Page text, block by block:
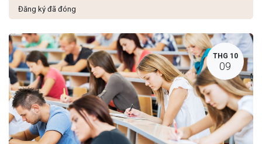
Đăng ký đã đóng
THG 10
09